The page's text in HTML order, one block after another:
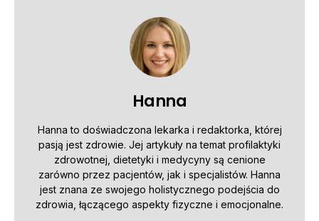
Hanna
Hanna to doświadczona lekarka i redaktorka, której
pasją jest zdrowie. Jej artykuły na temat profilaktyki
zdrowotnej, dietetyki i medycyny są cenione
zarówno przez pacjentów, jak i specjalistów. Hanna
jest znana ze swojego holistycznego podejścia do
zdrowia, łączącego aspekty fizyczne i emocjonalne.